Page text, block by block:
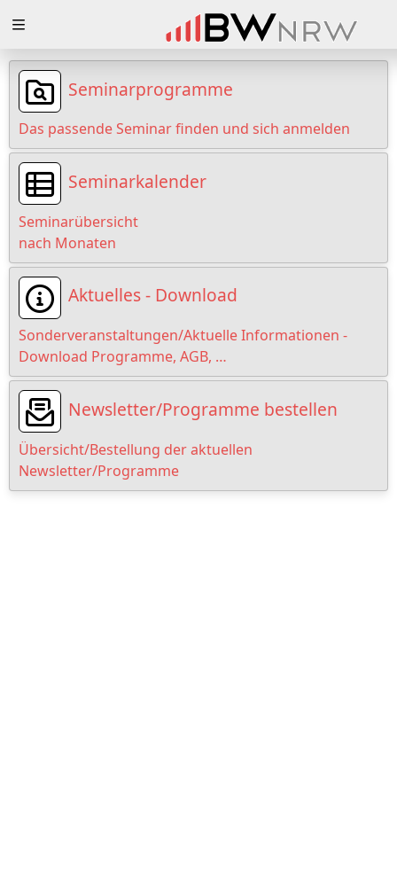
Loading
Loading
Loading
Loading
Loading
Loading
Seminarprogramme
Das passende Seminar finden und sich anmelden
Seminarkalender
Seminarübersicht
nach Monaten
Aktuelles - Download
Sonderveranstaltungen/Aktuelle Informationen -
Download Programme, AGB, …
Newsletter/Programme bestellen
Übersicht/Bestellung der aktuellen
Newsletter/Programme